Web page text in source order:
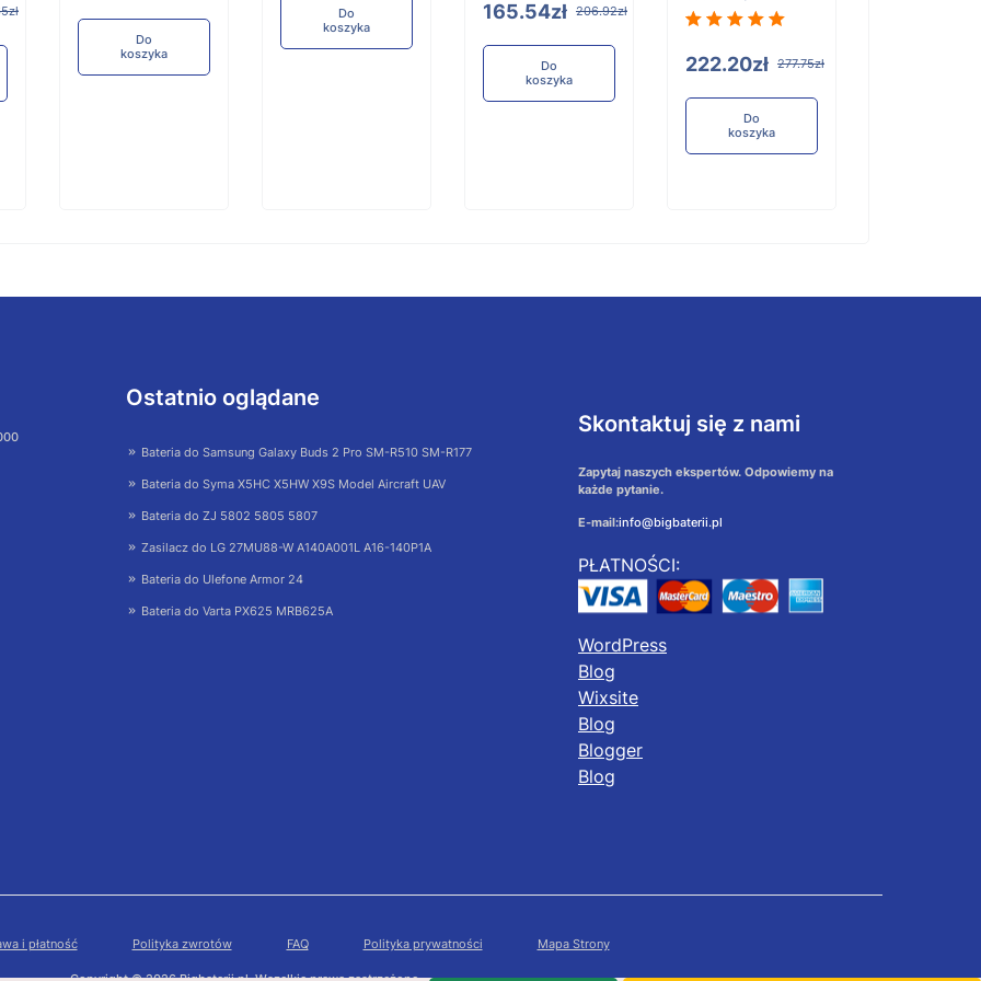
Do
koszyka
Do
koszyka
165.54zł 206.92zł
Do
koszyka
222.20zł 277.75zł
Do
koszyka
Ostatnio oglądane
Bateria do Samsung Galaxy Buds 2 Pro SM-R510 SM-R177
Bateria do Syma X5HC X5HW X9S Model Aircraft UAV
Bateria do ZJ 5802 5805 5807
Zasilacz do LG 27MU88-W A140A001L A16-140P1A
Bateria do Ulefone Armor 24
Bateria do Varta PX625 MRB625A
Skontaktuj się z nami
Zapytaj naszych ekspertów. Odpowiemy na
każde pytanie.
E-mail:info@bigbaterii.pl
PŁATNOŚCI:
WordPress
Blog
Wixsite
Blog
Blogger
Blog
i płatność Polityka zwrotów FAQ Polityka prywatności Mapa Strony